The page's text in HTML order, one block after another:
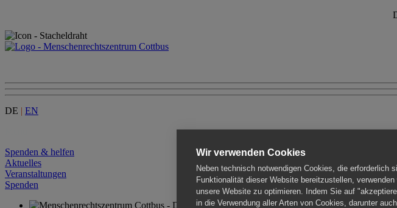
DE | EN
Spenden & helfen
Aktuelles
Veranstaltungen
Spenden
Wir verwenden Cookies
Neben technisch notwendigen Cookies, die erforderlich
Funktionalität dieser Website bereitzustellen,
unsere Website zu optimieren. Indem Sie auf
in die Verwendung aller Arten von Cookies, darunter